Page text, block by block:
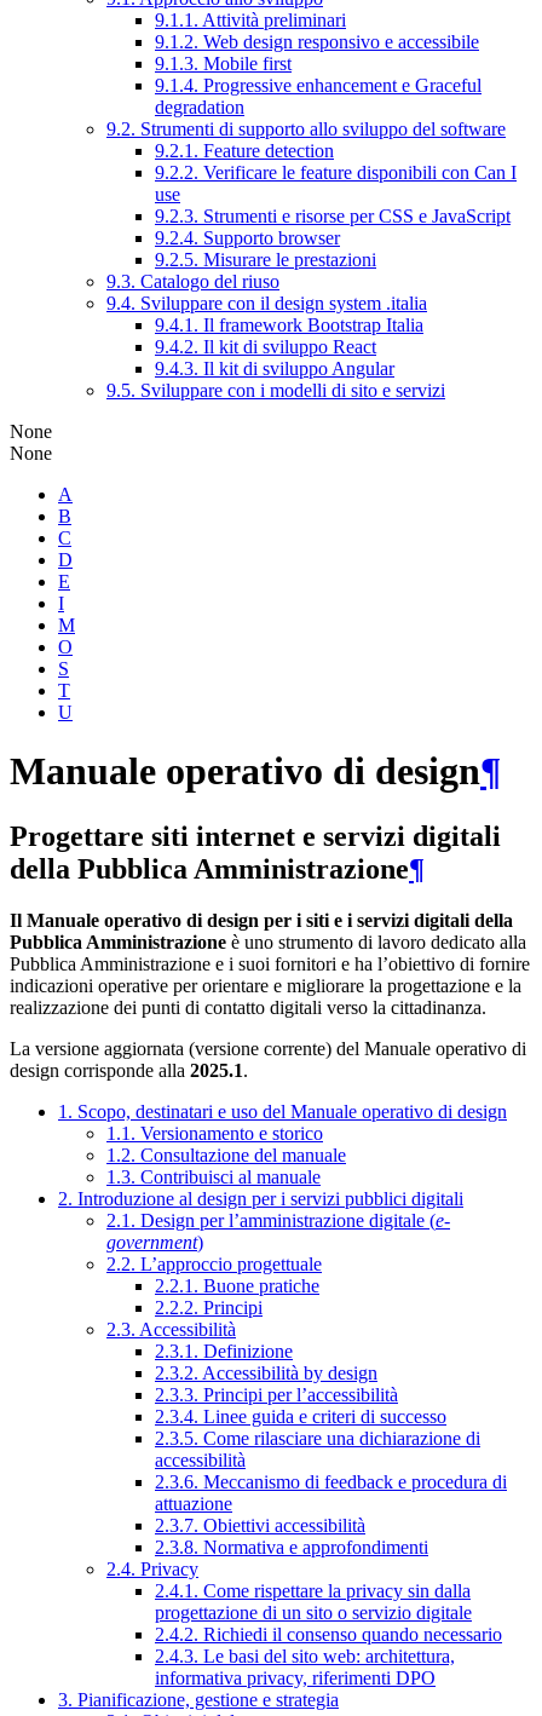
9.1.1. Attività preliminari
9.1.2. Web design responsivo e accessibile
9.1.3. Mobile first
9.1.4. Progressive enhancement e Graceful
degradation
9.2. Strumenti di supporto allo sviluppo del software
9.2.1. Feature detection
9.2.2. Verificare le feature disponibili con Can I
use
9.2.3. Strumenti e risorse per CSS e JavaScript
9.2.4. Supporto browser
9.2.5. Misurare le prestazioni
9.3. Catalogo del riuso
9.4. Sviluppare con il design system .italia
9.4.1. Il framework Bootstrap Italia
9.4.2. Il kit di sviluppo React
9.4.3. Il kit di sviluppo Angular
9.5. Sviluppare con i modelli di sito e servizi
None
None
A
B
C
D
E
I
M
O
S
T
U
Manuale operativo di design¶
Progettare siti internet e servizi digitali
della Pubblica Amministrazione¶
Il Manuale operativo di design per i siti e i servizi digitali della
Pubblica Amministrazione è uno strumento di lavoro dedicato alla
Pubblica Amministrazione e i suoi fornitori e ha l’obiettivo di fornire
indicazioni operative per orientare e migliorare la progettazione e la
realizzazione dei punti di contatto digitali verso la cittadinanza.
La versione aggiornata (versione corrente) del Manuale operativo di
design corrisponde alla 2025.1.
1. Scopo, destinatari e uso del Manuale operativo di design
1.1. Versionamento e storico
1.2. Consultazione del manuale
1.3. Contribuisci al manuale
2. Introduzione al design per i servizi pubblici digitali
2.1. Design per l’amministrazione digitale (e-
government)
2.2. L’approccio progettuale
2.2.1. Buone pratiche
2.2.2. Principi
2.3. Accessibilità
2.3.1. Definizione
2.3.2. Accessibilità by design
2.3.3. Principi per l’accessibilità
2.3.4. Linee guida e criteri di successo
2.3.5. Come rilasciare una dichiarazione di
accessibilità
2.3.6. Meccanismo di feedback e procedura di
attuazione
2.3.7. Obiettivi accessibilità
2.3.8. Normativa e approfondimenti
2.4. Privacy
2.4.1. Come rispettare la privacy sin dalla
progettazione di un sito o servizio digitale
2.4.2. Richiedi il consenso quando necessario
2.4.3. Le basi del sito web: architettura,
informativa privacy, riferimenti DPO
3. Pianificazione, gestione e strategia